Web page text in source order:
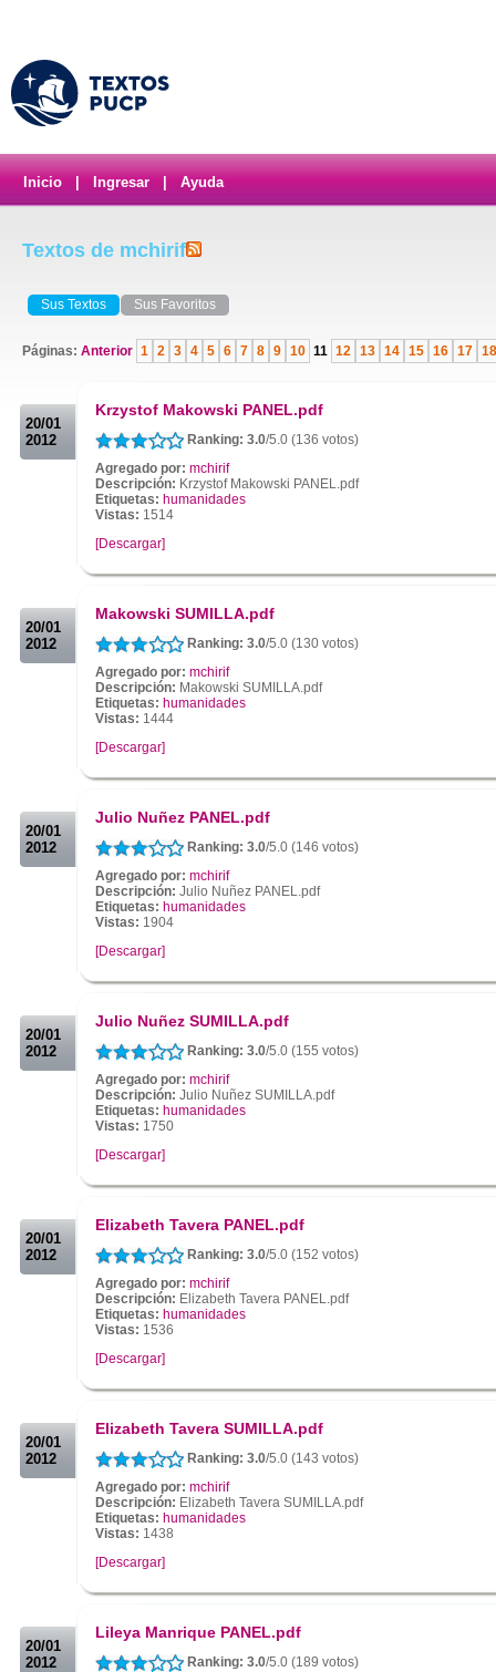
Inicio Ingresar Ayuda
Textos de mchirif
Sus Textos Sus Favoritos
Páginas: Anterior 1 2 3 4 5 6 7 8 9 10 11 12 13 14 15 16 17 18
20/01
2012
Krzystof Makowski PANEL.pdf
Ranking: 3.0/5.0 (136 votos)
Agregado por: mchirif
Descripción: Krzystof Makowski PANEL.pdf
Etiquetas: humanidades
Vistas: 1514
[Descargar]
20/01
2012
Makowski SUMILLA.pdf
Ranking: 3.0/5.0 (130 votos)
Agregado por: mchirif
Descripción: Makowski SUMILLA.pdf
Etiquetas: humanidades
Vistas: 1444
[Descargar]
20/01
2012
Julio Nuñez PANEL.pdf
Ranking: 3.0/5.0 (146 votos)
Agregado por: mchirif
Descripción: Julio Nuñez PANEL.pdf
Etiquetas: humanidades
Vistas: 1904
[Descargar]
20/01
2012
Julio Nuñez SUMILLA.pdf
Ranking: 3.0/5.0 (155 votos)
Agregado por: mchirif
Descripción: Julio Nuñez SUMILLA.pdf
Etiquetas: humanidades
Vistas: 1750
[Descargar]
20/01
2012
Elizabeth Tavera PANEL.pdf
Ranking: 3.0/5.0 (152 votos)
Agregado por: mchirif
Descripción: Elizabeth Tavera PANEL.pdf
Etiquetas: humanidades
Vistas: 1536
[Descargar]
20/01
2012
Elizabeth Tavera SUMILLA.pdf
Ranking: 3.0/5.0 (143 votos)
Agregado por: mchirif
Descripción: Elizabeth Tavera SUMILLA.pdf
Etiquetas: humanidades
Vistas: 1438
[Descargar]
20/01
2012
Lileya Manrique PANEL.pdf
Ranking: 3.0/5.0 (189 votos)